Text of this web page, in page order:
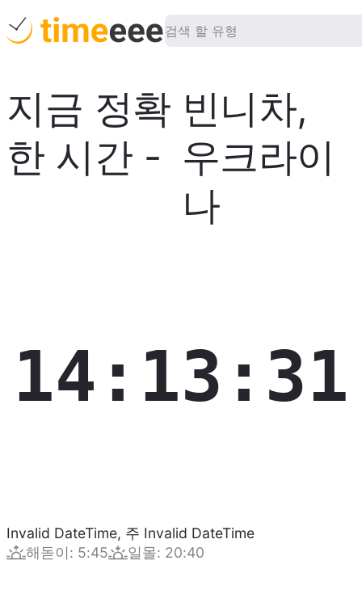
지금 정확
한 시간 -
빈니차,
우크라이
나
14:13:32
Invalid DateTime, 주 Invalid DateTime
해돋이: 5:45 일몰: 20:40